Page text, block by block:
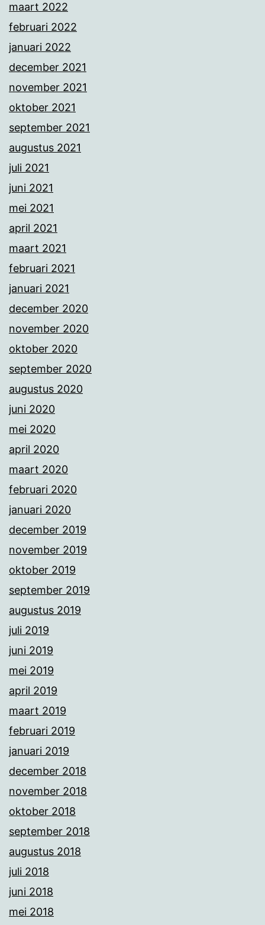
maart 2022
februari 2022
januari 2022
december 2021
november 2021
oktober 2021
september 2021
augustus 2021
juli 2021
juni 2021
mei 2021
april 2021
maart 2021
februari 2021
januari 2021
december 2020
november 2020
oktober 2020
september 2020
augustus 2020
juni 2020
mei 2020
april 2020
maart 2020
februari 2020
januari 2020
december 2019
november 2019
oktober 2019
september 2019
augustus 2019
juli 2019
juni 2019
mei 2019
april 2019
maart 2019
februari 2019
januari 2019
december 2018
november 2018
oktober 2018
september 2018
augustus 2018
juli 2018
juni 2018
mei 2018